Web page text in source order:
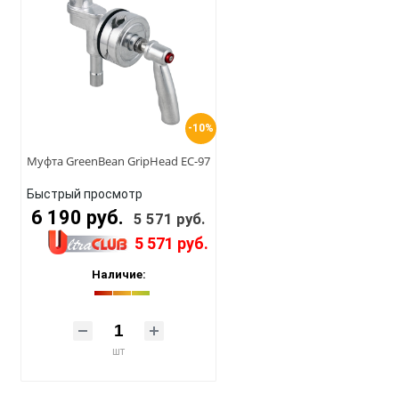
-10%
Муфта GreenBean GripHead EC-97
Быстрый просмотр
6 190 руб. 5 571 руб.
5 571 руб.
Наличие:
шт